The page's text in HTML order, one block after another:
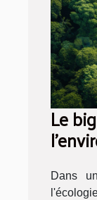
Le
Dans